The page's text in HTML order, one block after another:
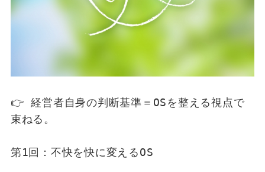
👉 経営者自身の判断基準＝OSを整える視点で
束ねる。
第1回：不快を快に変えるOS